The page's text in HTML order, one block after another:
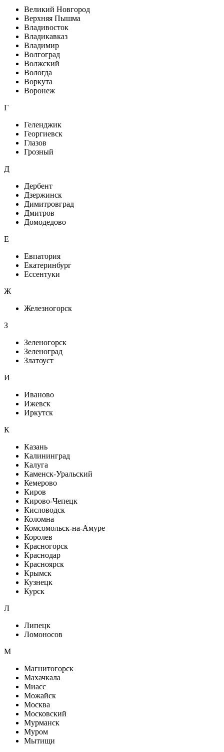
Великий Новгород
Верхняя Пышма
Владивосток
Владикавказ
Владимир
Волгоград
Волжский
Вологда
Воркута
Воронеж
Г
Геленджик
Георгиевск
Глазов
Грозный
Д
Дербент
Дзержинск
Димитровград
Дмитров
Домодедово
Е
Евпатория
Екатеринбург
Ессентуки
Ж
Железногорск
З
Зеленогорск
Зеленоград
Златоуст
И
Иваново
Ижевск
Иркутск
К
Казань
Калининград
Калуга
Каменск-Уральский
Кемерово
Киров
Кирово-Чепецк
Кисловодск
Коломна
Комсомольск-на-Амуре
Королев
Красногорск
Краснодар
Красноярск
Крымск
Кузнецк
Курск
Л
Липецк
Ломоносов
М
Магнитогорск
Махачкала
Миасс
Можайск
Москва
Московский
Мурманск
Муром
Мытищи